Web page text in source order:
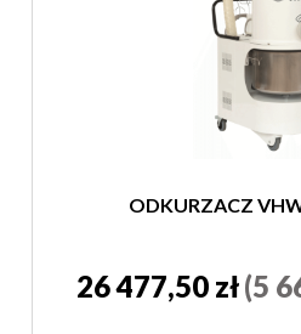
ODKURZACZ
26 477,50 zł(5